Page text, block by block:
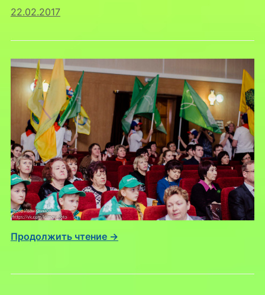
22.02.2017
Продолжить чтение →